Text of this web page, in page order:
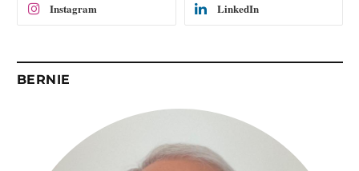
Instagram LinkedIn
BERNIE